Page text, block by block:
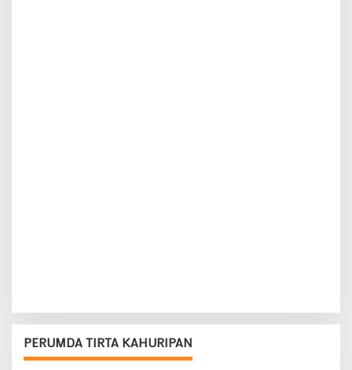
PERUMDA TIRTA KAHURIPAN